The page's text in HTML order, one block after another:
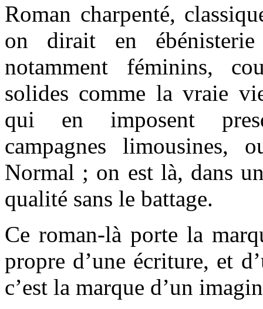
Roman charpenté,
on dirait en
notamment féminins,
solides comme la vraie
qui en imposent
campagnes limousines,
Normal ; on est là, dans
qualité sans le battage.
Ce roman-là porte la
propre d’une écriture, et
c’est la marque d’un